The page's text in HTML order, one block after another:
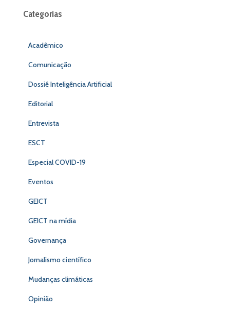
Categorias
Acadêmico
Comunicação
Dossiê Inteligência Artificial
Editorial
Entrevista
ESCT
Especial COVID-19
Eventos
GEICT
GEICT na mídia
Governança
Jornalismo científico
Mudanças climáticas
Opinião